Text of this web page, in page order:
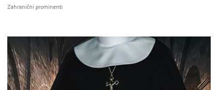
Zahraniční prominenti